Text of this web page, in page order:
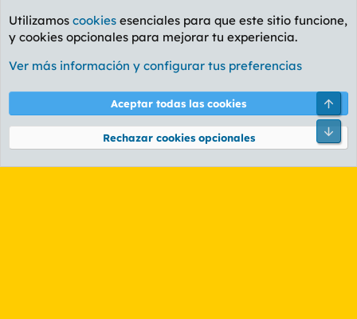
Etiquetas
Cookies
PL OLDSTYLE AMARILLO
Términos y reglas Política de privacidad Ayuda
Community platform by XenForo® © 2010-2026 XenForo Ltd.
Utilizamos cookies esenciales para que este sitio funcione,
y cookies opcionales para mejorar tu experiencia.
Ver más información y configurar tus preferencias
Aceptar todas las cookies
Rechazar cookies opcionales
Pie